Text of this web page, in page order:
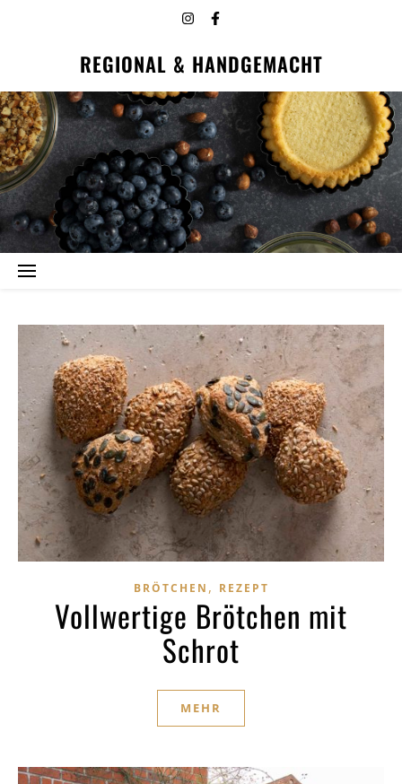
REGIONAL & HANDGEMACHT
BRÖTCHEN , REZEPT
Vollwertige Brötchen mit
Schrot
MEHR